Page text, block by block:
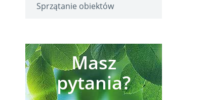
Sprzątanie obiektów
Masz
pytania?